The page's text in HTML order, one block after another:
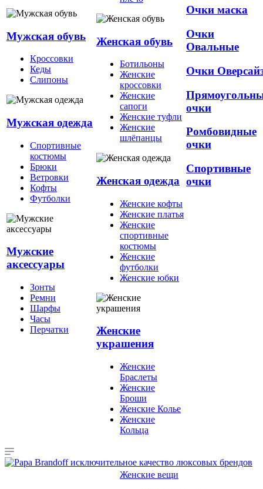
Мужская обувь
Кроссовки
Кеды
Слипоны
Мужская одежда
Спортивные
костюмы
Брюки
Ветровки
Кофты
Футболки
Мужские
аксессуары
Зонты
Ремни
Шарфы
Часы
Перчатки
Женская обувь
Ботильоны
Женские
кроссовки
Женские
сапоги
Женские туфли
Женские
шлёпанцы
Женская одежда
Женские кофты
Женские платья
Женские
спортивные
костюмы
Женские
футболки
Женские юбки
Женские
украшения
Женские
Браслеты
Женские
Броши
Женские Колье
Женские
Кольца
Очки маска
Очки
Овальные
Очки
очки
Ромбовидные
очки
Спортивные
очки
Женские вещи